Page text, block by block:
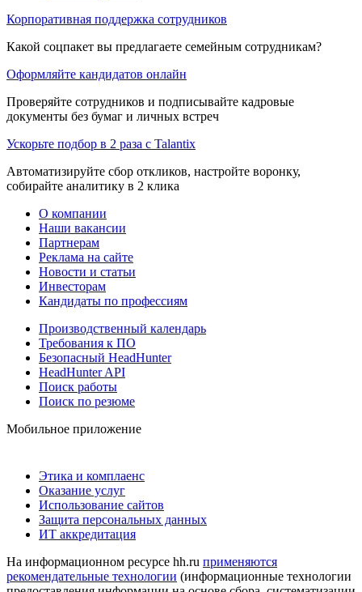
Корпоративная поддержка сотрудников
Какой соцпакет вы предлагаете семейным сотрудникам?
Оформляйте кандидатов онлайн
Проверяйте сотрудников и подписывайте кадровые
документы без бумаг и личных встреч
Ускорьте подбор в 2 раза с Talantix
Автоматизируйте сбор откликов, настройте воронку,
собирайте аналитику в 2 клика
О компании
Наши вакансии
Партнерам
Реклама на сайте
Новости и статьи
Инвесторам
Кандидаты по профессиям
Производственный календарь
Требования к ПО
Безопасный HeadHunter
HeadHunter API
Поиск работы
Поиск по резюме
Мобильное приложение
Этика и комплаенс
Оказание услуг
Использование сайтов
Защита персональных данных
ИТ аккредитация
На информационном ресурсе hh.ru применяются
рекомендательные технологии (информационные технологии